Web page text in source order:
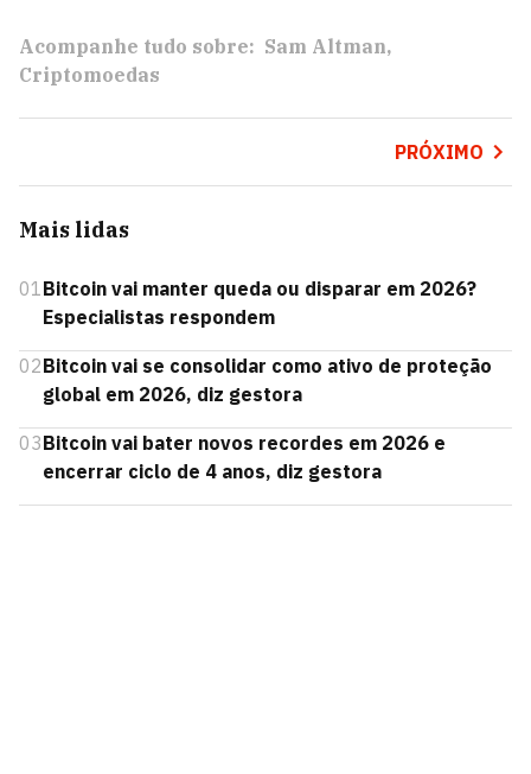
Acompanhe tudo sobre: Sam Altman
Criptomoedas
PRÓXIMO
Mais lidas
01Bitcoin vai manter queda ou disparar em 2026?
Especialistas respondem
02Bitcoin vai se consolidar como ativo de proteção
global em 2026, diz gestora
03Bitcoin vai bater novos recordes em 2026 e
encerrar ciclo de 4 anos, diz gestora